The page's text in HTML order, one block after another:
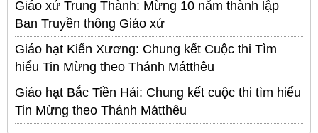
Giáo xứ Trung Thành: Mừng 10 năm thành lập
Ban Truyền thông Giáo xứ
Giáo hạt Kiến Xương: Chung kết Cuộc thi Tìm
hiểu Tin Mừng theo Thánh Mátthêu
Giáo hạt Bắc Tiền Hải: Chung kết cuộc thi tìm hiểu
Tin Mừng theo Thánh Mátthêu